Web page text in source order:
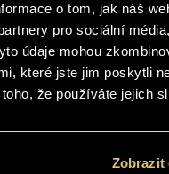
o tom, jak náš
pro sociální
údaje mohou
které jste jim poskytli
že používáte jejich
Zobrazit
Spritz Aperitivo
BOHEMIA
osoby mladší
starší 18 let?